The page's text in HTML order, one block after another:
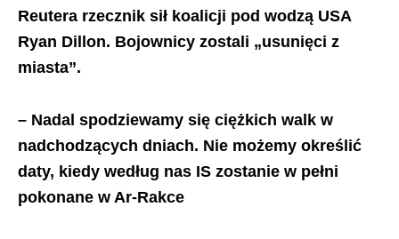
Reutera rzecznik sił koalicji pod wodzą USA
Ryan Dillon. Bojownicy zostali „usunięci z
miasta”.
– Nadal spodziewamy się ciężkich walk w
nadchodzących dniach. Nie możemy określić
daty, kiedy według nas IS zostanie w pełni
pokonane w Ar-Rakce